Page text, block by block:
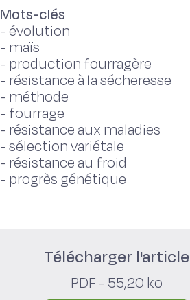
Mots-clés
-évolution
- maïs
- production fourragère
- résistance à la sécheresse
- méthode
- fourrage
- résistance aux maladies
-sélection variétale
- résistance au froid
- progrès génétique
Télécharger l'article
PDF - 55,20 ko